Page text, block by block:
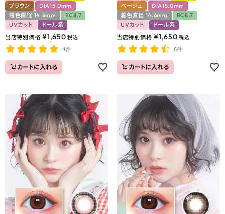
ブラウン
DIA15.0mm
着色直径 14.6mm
BC8.7
UVカット
ドール系
当店特別価格 ¥1,650 税込
4件
カートに入れる
ベージュ
DIA15.0mm
着色直径 14.6mm
BC8.7
UVカット
ドール系
当店特別価格 ¥1,650 税込
6件
カートに入れる